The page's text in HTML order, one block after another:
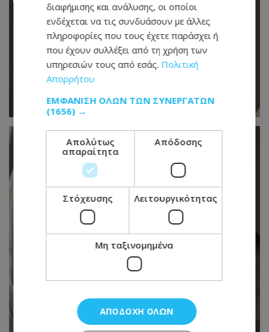
διαφήμισης και ανάλυσης, οι οποίοι
ενδέχεται να τις συνδυάσουν με άλλες
πληροφορίες που τους έχετε παράσχει ή
που έχουν συλλέξει από τη χρήση των
υπηρεσιών τους από εσάς. Πολιτική
Απορρήτου
ΕΜΦΆΝΙΣΗ ΌΛΩΝ ΤΩΝ ΣΥΝΕΡΓΑΤΏΝ
(1656) →
Απολύτως
απαραίτητα
Απόδοσης
Στόχευσης Λειτουργικότητας
Μη ταξινομημένα
ΑΠΟΔΟΧΉ ΌΛΩΝ